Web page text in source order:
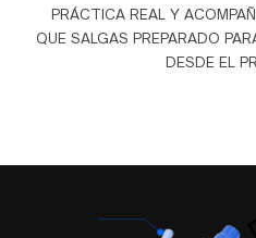
PRÁCTICA REAL Y
QUE SALGAS PREPARADO
DESDE EL